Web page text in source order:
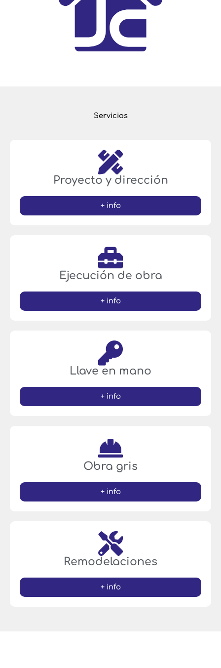
Servicios
Proyecto y dirección
+ info
Ejecución de obra
+ info
Llave en mano
+ info
Obra gris
+ info
Remodelaciones
+ info